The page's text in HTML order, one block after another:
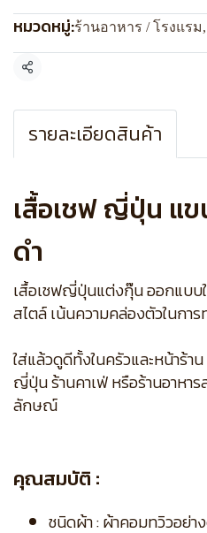
หมวดหมู่:ร้านอาหาร / โรงแรม,
แชร์
รายละเอียดสินค้า
เสื้อเชฟ ญี่ปุ่น แ
ดำ
เสื้อเชฟญี่ปุ่นแต่งกุ๊น ออกแบบ
สไตล์ เน้นความคล่องตัวในกา
ใส่แล้วดูดีทั้งในครัวและหน้าร้า
ญี่ปุ่น ร้านคาเฟ่ หรือร้านอาหาร
ลักษณ์
คุณสมบัติ :
ชนิดผ้า : ผ้าคอมทวิวอย่า